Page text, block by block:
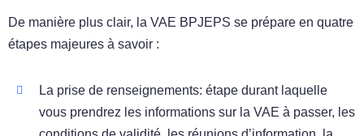
De manière plus clair, la VAE BPJEPS se prépare en quatre
étapes majeures à savoir :
La prise de renseignements: étape durant laquelle
vous prendrez les informations sur la VAE à passer, les